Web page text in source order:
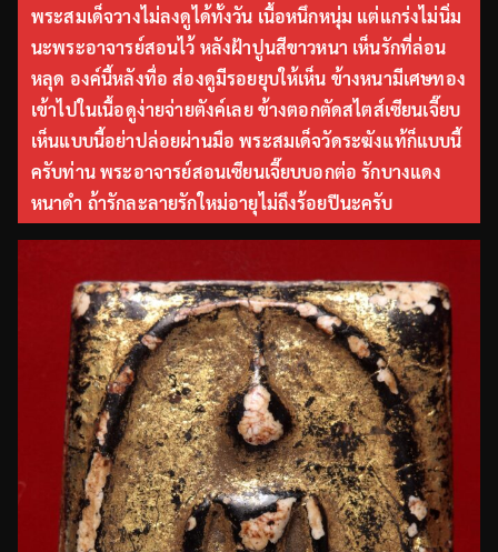
พระสมเด็จวางไม่ลงดูได้ทั้งวัน เนื้อหนึกหนุ่ม แต่แกร่งไม่นิ่ม
นะพระอาจารย์สอนไว้ หลังฝ้าปูนสีขาวหนา เห็นรักที่ล่อน
หลุด องค์นี้หลังทื่อ ส่องดูมีรอยยุบให้เห็น ข้างหนามีเศษทอง
เข้าไปในเนื้อดูง่ายจ่ายตังค์เลย ข้างตอกตัดสไตส์เซียนเจี๊ยบ
เห็นแบบนี้อย่าปล่อยผ่านมือ พระสมเด็จวัดระฆังแท้ก็แบบนี้
ครับท่าน พระอาจารย์สอนเซียนเจี๊ยบบอกต่อ รักบางแดง
หนาดำ ถ้ารักละลายรักใหม่อายุไม่ถึงร้อยปีนะครับ